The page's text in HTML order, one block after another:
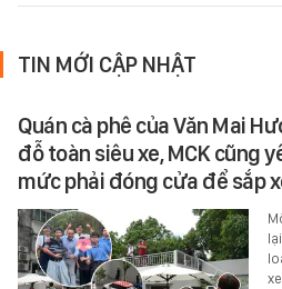
TIN MỚI CẬP NHẬT
Quán cà phê của Văn Mai
đỗ toàn siêu xe, MCK cũng
mức phải đóng cửa để sắp